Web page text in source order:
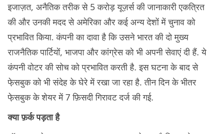
इजाज़त, अनैतिक तरीक से 5 करोड़ यूज़र्स की जानाकारी एकत्रित
की और उनकी मदद से अमेरिका और कई अन्य देशों में चुनाव को
प्रभावित किया. कंपनी का दावा है कि उसने भारत की दो मुख्य
राजनैतिक पार्टियों, भाजपा और कांग्रेस को भी अपनी सेवाएं दी हैं. ये
कंपनी वोटर की सोच को प्रभावित करती है. इस घटना के बाद से
फे़सबुक को भी संदेह के घेरे में रखा जा रहा है. तीन दिन के भीतर
फे़सबुक के शेयर में 7 फ़िसदी गिरावट दर्ज की गई.
क्या फ़र्क पड़ता है